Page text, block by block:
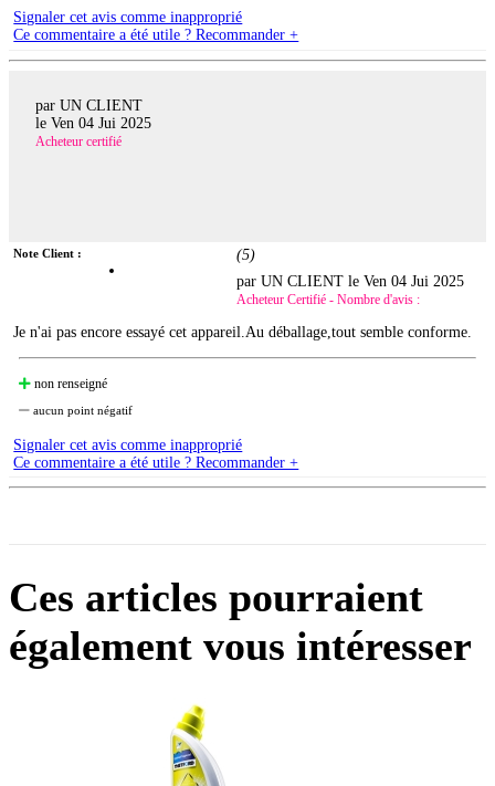
Signaler cet avis comme inapproprié
Ce commentaire a été utile ? Recommander +
par UN CLIENT
le Ven 04 Jui 2025
Acheteur certifié
Note Client : (5)
par UN CLIENT leVen 04 Jui 2025
Acheteur Certifié - Nombre d'avis :
Je n'ai pas encore essayé cet appareil.Au déballage,tout semble conforme.
non renseigné
aucun point négatif
Signaler cet avis comme inapproprié
Ce commentaire a été utile ? Recommander +
Ces articles pourraient
également vous intéresser